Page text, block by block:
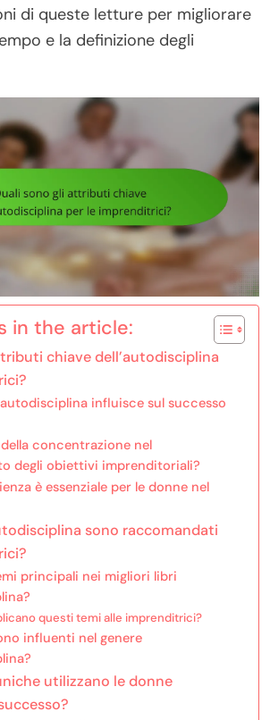
di queste letture per migliorare
e la definizione degli
in the article:
chiave dell’autodisciplina
influisce sul successo
concentrazione nel
degli obiettivi imprenditoriali?
è essenziale per le donne nel
sono raccomandati
principali nei migliori libri
questi temi alle imprenditrici?
influenti nel genere
utilizzano le donne